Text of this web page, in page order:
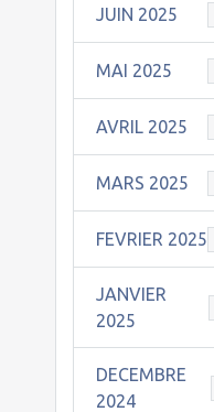
JUIN 2025
MAI 2025
AVRIL 2025
MARS 2025
FEVRIER 2025
JANVIER
2025
DECEMBRE
2024